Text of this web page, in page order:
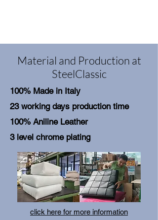
Material and Production at
SteelClassic
100% Made in Italy
23 working days production time
100% Aniline Leather
3 level chrome plating
click here for more information